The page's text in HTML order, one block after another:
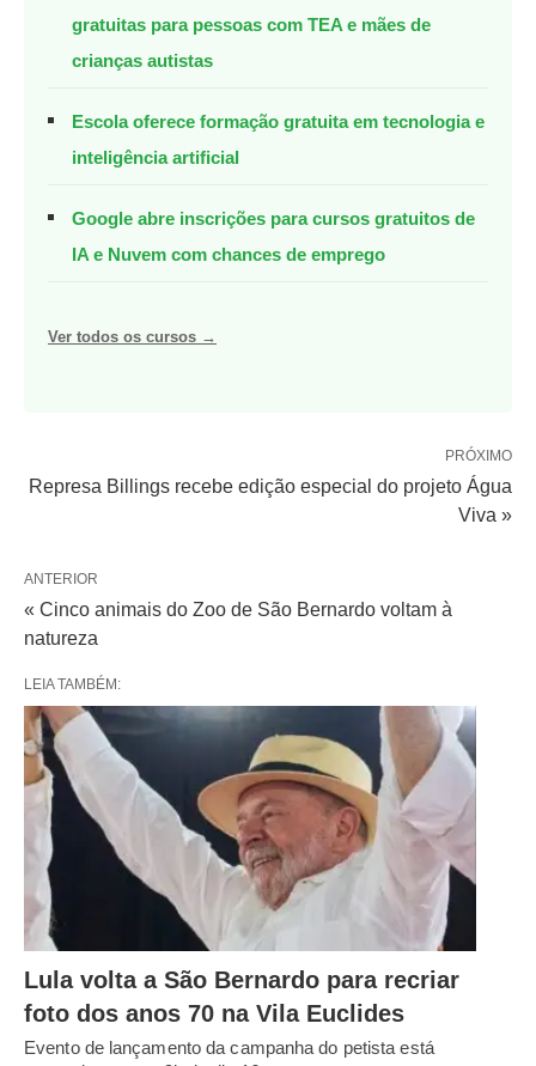
gratuitas para pessoas com TEA e mães de
crianças autistas
Escola oferece formação gratuita em tecnologia e
inteligência artificial
Google abre inscrições para cursos gratuitos de
IA e Nuvem com chances de emprego
Ver todos os cursos →
PRÓXIMO
Represa Billings recebe edição especial do projeto Água
Viva »
ANTERIOR
« Cinco animais do Zoo de São Bernardo voltam à
natureza
LEIA TAMBÉM:
Lula volta a São Bernardo para recriar
foto dos anos 70 na Vila Euclides
Evento de lançamento da campanha do petista está